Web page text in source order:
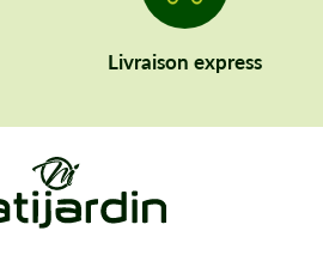
Livraison express